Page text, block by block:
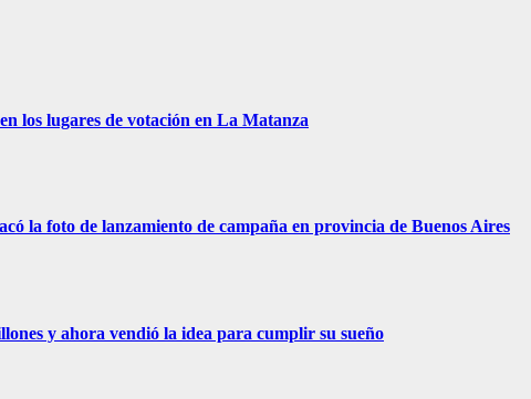
los lugares de votación en La Matanza
la foto de lanzamiento de campaña en provincia de Buenos Aires
y ahora vendió la idea para cumplir su sueño